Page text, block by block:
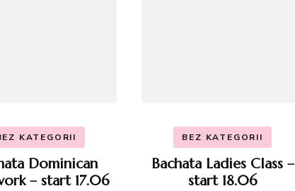
KATEGORII
Dominican
– start 17.06
BEZ KATEGORII
Bachata Ladies Class –
start 18.06